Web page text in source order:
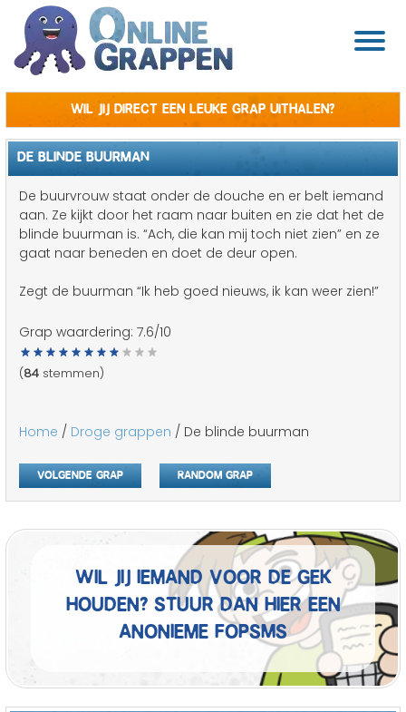
Wil jij direct een leuke grap uithalen?
DE BLINDE BUURMAN
De buurvrouw staat onder de douche en er belt iemand
aan. Ze kijkt door het raam naar buiten en zie dat het de
blinde buurman is. “Ach, die kan mij toch niet zien” en ze
gaat naar beneden en doet de deur open.
Zegt de buurman “Ik heb goed nieuws, ik kan weer zien!”
Grap waardering: 7.6/10
(84 stemmen)
Home / Droge grappen / De blinde buurman
Volgende grap Random grap
Wil jij iemand voor de gek
houden? Stuur dan hier een
anonieme fopSMS